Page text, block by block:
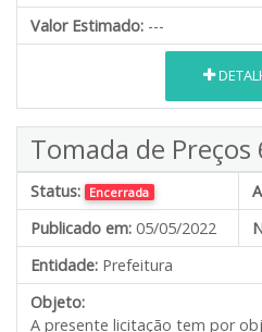
Valor Estimado: ---
Tomada de Preços
Status: Encerrada
Publicado em: 05/05/2022
Entidade: Prefeitura
Objeto:
A presente licitação tem por